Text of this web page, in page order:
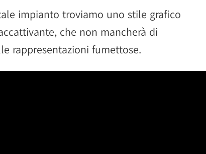
impianto troviamo uno stile grafico
che non mancherà di
rappresentazioni fumettose.